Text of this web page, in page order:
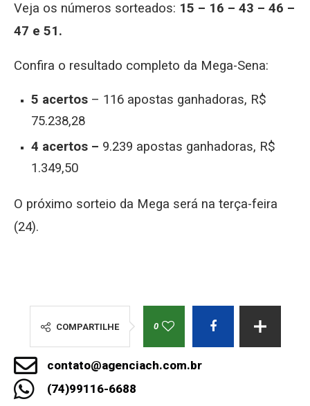
Veja os números sorteados: 15 – 16 – 43 – 46 –
47 e 51.
Confira o resultado completo da Mega-Sena:
5 acertos – 116 apostas ganhadoras, R$
75.238,28
4 acertos – 9.239 apostas ganhadoras, R$
1.349,50
O próximo sorteio da Mega será na terça-feira
(24).
COMPARTILHE 0
contato@agenciach.com.br
(74)99116-6688